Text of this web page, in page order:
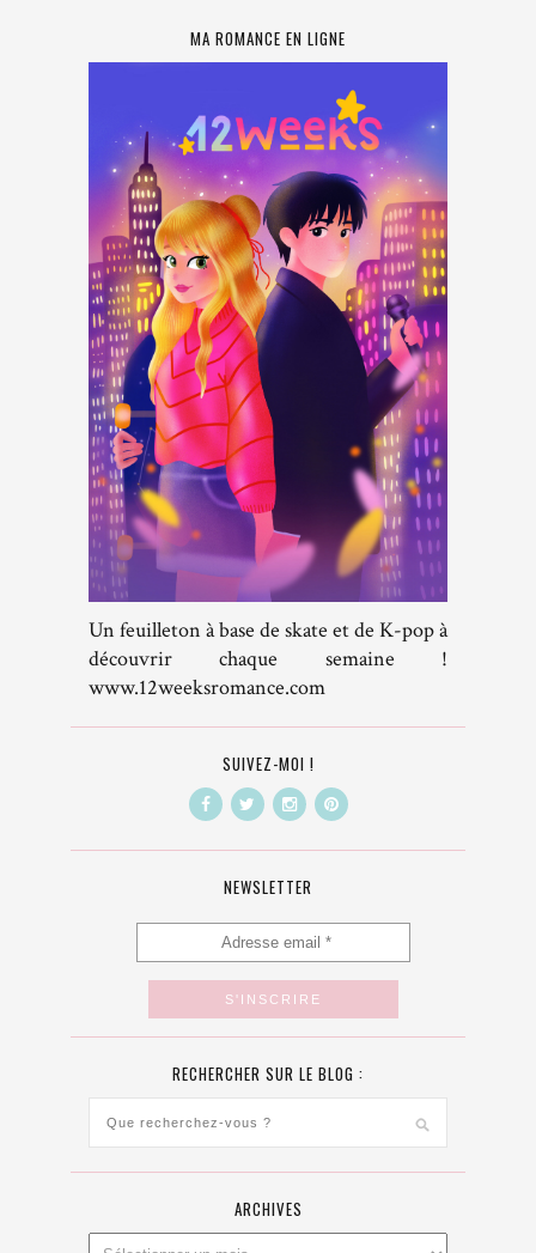
MA ROMANCE EN LIGNE
Un feuilleton à base de skate et de K-pop à
découvrir chaque semaine !
www.12weeksromance.com
SUIVEZ-MOI !
NEWSLETTER
RECHERCHER SUR LE BLOG :
ARCHIVES